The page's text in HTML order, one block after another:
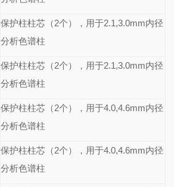
保护柱柱芯（2个），用于2.1,3.0mm内径
分析色谱柱
保护柱柱芯（2个），用于2.1,3.0mm内径
分析色谱柱
保护柱柱芯（2个），用于4.0,4.6mm内径
分析色谱柱
保护柱柱芯（2个），用于4.0,4.6mm内径
分析色谱柱